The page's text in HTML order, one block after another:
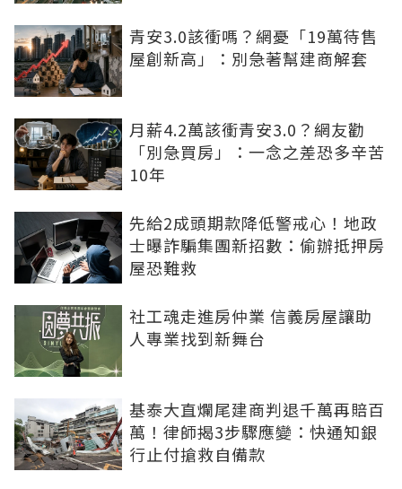
青安3.0該衝嗎？網憂「19萬待售
屋創新高」：別急著幫建商解套
月薪4.2萬該衝青安3.0？網友勸
「別急買房」：一念之差恐多辛苦
10年
先給2成頭期款降低警戒心！地政
士曝詐騙集團新招數：偷辦抵押房
屋恐難救
社工魂走進房仲業 信義房屋讓助
人專業找到新舞台
基泰大直爛尾建商判退千萬再賠百
萬！律師揭3步驟應變：快通知銀
行止付搶救自備款